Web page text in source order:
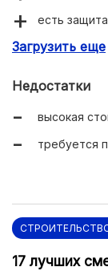
есть
встроенный
Загрузить еще
Недостатки
высокая
требуется
17 лучших